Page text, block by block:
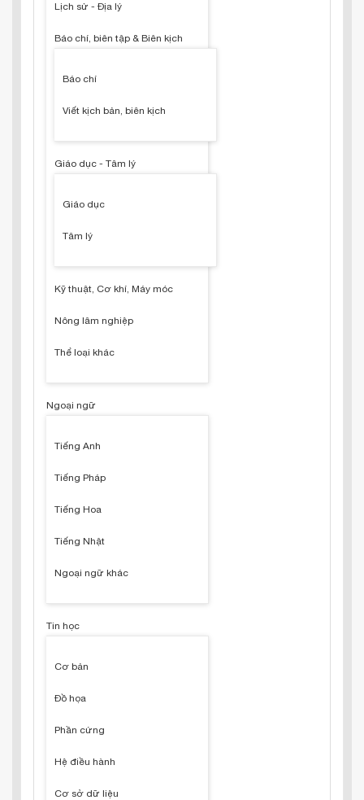
Lịch sử - Địa lý
Báo chí, biên tập & Biên kịch
Báo chí
Viết kịch bản, biên kịch
Giáo dục - Tâm lý
Giáo dục
Tâm lý
Kỹ thuật, Cơ khí, Máy móc
Nông lâm nghiệp
Thể loại khác
Ngoại ngữ
Tiếng Anh
Tiếng Pháp
Tiếng Hoa
Tiếng Nhật
Ngoại ngữ khác
Tin học
Cơ bản
Đồ họa
Phần cứng
Hệ điều hành
Cơ sở dữ liệu